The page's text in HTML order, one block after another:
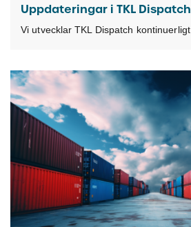
Uppdateringar i TKL Dispatch